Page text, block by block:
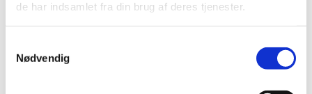
de har indsamlet fra din brug af deres tjenester.
Nødvendig
august (1)